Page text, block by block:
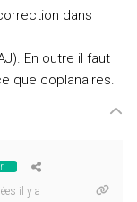
dans
En outre il faut
que coplanaires.
il y a